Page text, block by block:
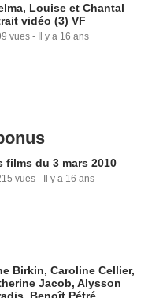
Louise et Chantal
vidéo (3) VF
vues - Il y a 16 ans
films du 3 mars 2010
vues - Il y a 16 ans
Birkin, Caroline Cellier,
Jacob, Alysson
Benoît Pétré